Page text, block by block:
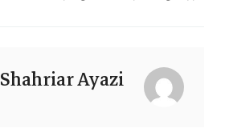
Shahriar Ayazi